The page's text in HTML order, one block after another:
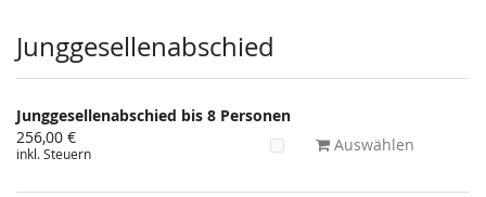
Junggesellenabschied
Junggesellenabschied bis 8 Personen
256,00 €
inkl. Steuern Auswählen